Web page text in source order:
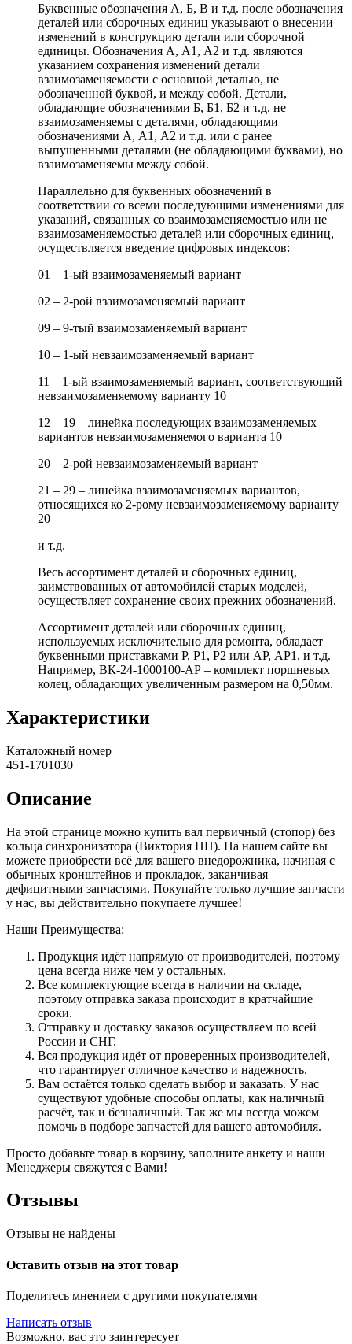
Буквенные обозначения А, Б, В и т.д. после обозначения
деталей или сборочных единиц указывают о внесении
изменений в конструкцию детали или сборочной
единицы. Обозначения А, А1, А2 и т.д. являются
указанием сохранения изменений детали
взаимозаменяемости с основной деталью, не
обозначенной буквой, и между собой. Детали,
обладающие обозначениями Б, Б1, Б2 и т.д. не
взаимозаменяемы с деталями, обладающими
обозначениями А, А1, А2 и т.д. или с ранее
выпущенными деталями (не обладающими буквами), но
взаимозаменяемы между собой.
Параллельно для буквенных обозначений в
соответствии со всеми последующими изменениями для
указаний, связанных со взаимозаменяемостью или не
взаимозаменяемостью деталей или сборочных единиц,
осуществляется введение цифровых индексов:
01 – 1-ый взаимозаменяемый вариант
02 – 2-рой взаимозаменяемый вариант
09 – 9-тый взаимозаменяемый вариант
10 – 1-ый невзаимозаменяемый вариант
11 – 1-ый взаимозаменяемый вариант, соответствующий
невзаимозаменяемому варианту 10
12 – 19 – линейка последующих взаимозаменяемых
вариантов невзаимозаменяемого варианта 10
20 – 2-рой невзаимозаменяемый вариант
21 – 29 – линейка взаимозаменяемых вариантов,
относящихся ко 2-рому невзаимозаменяемому варианту
20
и т.д.
Весь ассортимент деталей и сборочных единиц,
заимствованных от автомобилей старых моделей,
осуществляет сохранение своих прежних обозначений.
Ассортимент деталей или сборочных единиц,
используемых исключительно для ремонта, обладает
буквенными приставками Р, Р1, Р2 или АР, АР1, и т.д.
Например, ВК-24-1000100-АР – комплект поршневых
колец, обладающих увеличенным размером на 0,50мм.
Характеристики
Каталожный номер
451-1701030
Описание
На этой странице можно купить вал первичный (стопор) без
кольца синхронизатора (Виктория НН). На нашем сайте вы
можете приобрести всё для вашего внедорожника, начиная с
обычных кронштейнов и прокладок, заканчивая
дефицитными запчастями. Покупайте только лучшие запчасти
у нас, вы действительно покупаете лучшее!
Наши Преимущества:
Продукция идёт напрямую от производителей, поэтому
цена всегда ниже чем у остальных.
Все комплектующие всегда в наличии на складе,
поэтому отправка заказа происходит в кратчайшие
сроки.
Отправку и доставку заказов осуществляем по всей
России и СНГ.
Вся продукция идёт от проверенных производителей,
что гарантирует отличное качество и надежность.
Вам остаётся только сделать выбор и заказать. У нас
существуют удобные способы оплаты, как наличный
расчёт, так и безналичный. Так же мы всегда можем
помочь в подборе запчастей для вашего автомобиля.
Просто добавьте товар в корзину, заполните анкету и наши
Менеджеры свяжутся с Вами!
Отзывы
Отзывы не найдены
Оставить отзыв на этот товар
Поделитесь мнением с другими покупателями
Написать отзыв
Возможно, вас это заинтересует